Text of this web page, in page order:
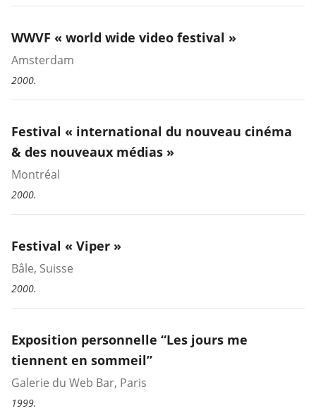
WWVF « world wide video festival »
Amsterdam
2000.
Festival « international du nouveau cinéma
& des nouveaux médias »
Montréal
2000.
Festival « Viper »
Bâle, Suisse
2000.
Exposition personnelle “Les jours me
tiennent en sommeil”
Galerie du Web Bar, Paris
1999.